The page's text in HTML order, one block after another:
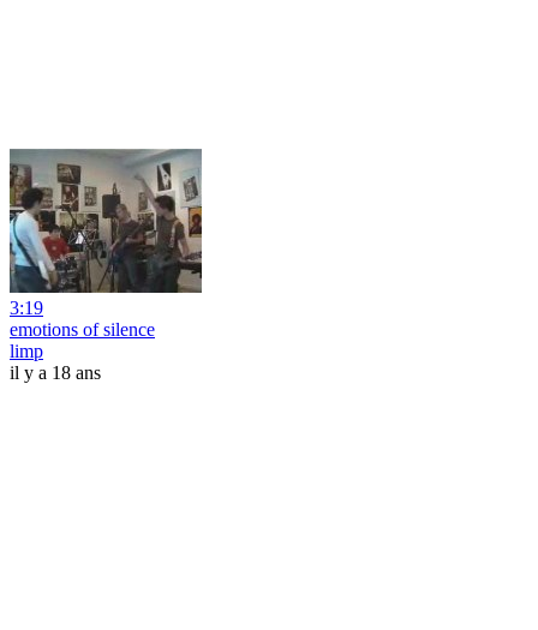
3:19
emotions of silence
limp
il y a 18 ans